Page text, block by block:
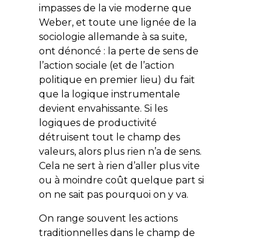
impasses de la vie moderne que
Weber, et toute une lignée de la
sociologie allemande à sa suite,
ont dénoncé : la perte de sens de
l’action sociale (et de l’action
politique en premier lieu) du fait
que la logique instrumentale
devient envahissante. Si les
logiques de productivité
détruisent tout le champ des
valeurs, alors plus rien n’a de sens.
Cela ne sert à rien d’aller plus vite
ou à moindre coût quelque part si
on ne sait pas pourquoi on y va.
On range souvent les actions
traditionnelles dans le champ de